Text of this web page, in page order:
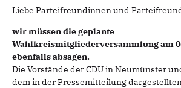
Liebe Parteifreundinnen und
wir müssen die geplante
Wahlkreismitgliederversammlung am
ebenfalls absagen.
Die Vorstände der CDU in Neumünster
dem in der Pressemitteilung